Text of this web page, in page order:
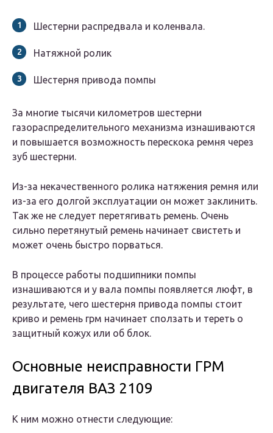
Шестерни распредвала и коленвала.
Натяжной ролик
Шестерня привода помпы
За многие тысячи километров шестерни
газораспределительного механизма изнашиваются
и повышается возможность перескока ремня через
зуб шестерни.
Из-за некачественного ролика натяжения ремня или
из-за его долгой эксплуатации он может заклинить.
Так же не следует перетягивать ремень. Очень
сильно перетянутый ремень начинает свистеть и
может очень быстро порваться.
В процессе работы подшипники помпы
изнашиваются и у вала помпы появляется люфт, в
результате, чего шестерня привода помпы стоит
криво и ремень грм начинает сползать и тереть о
защитный кожух или об блок.
Основные неисправности ГРМ
двигателя ВАЗ 2109
К ним можно отнести следующие: